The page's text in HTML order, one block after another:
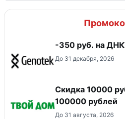
-350 руб. на
До 31 декабря, 2026
Скидка 10000
100000 рублей
До 31 августа, 2026